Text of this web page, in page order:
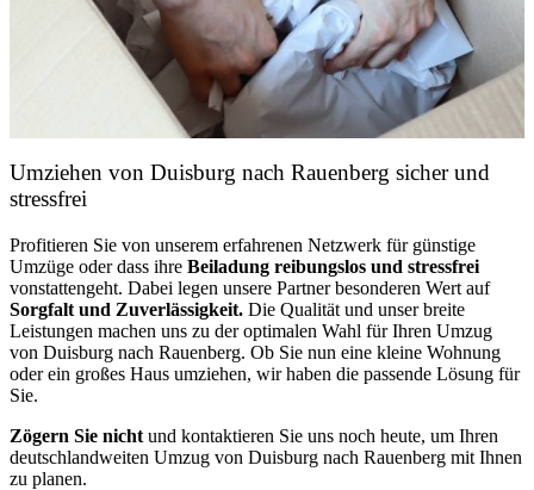
Umziehen von Duisburg nach Rauenberg sicher und
stressfrei
Profitieren Sie von unserem erfahrenen Netzwerk für günstige
Umzüge oder dass ihre Beiladung reibungslos und stressfrei
vonstattengeht. Dabei legen unsere Partner besonderen Wert auf
Sorgfalt und Zuverlässigkeit. Die Qualität und unser breite
Leistungen machen uns zu der optimalen Wahl für Ihren Umzug
von Duisburg nach Rauenberg. Ob Sie nun eine kleine Wohnung
oder ein großes Haus umziehen, wir haben die passende Lösung für
Sie.
Zögern Sie nicht und kontaktieren Sie uns noch heute, um Ihren
deutschlandweiten Umzug von Duisburg nach Rauenberg mit Ihnen
zu planen.